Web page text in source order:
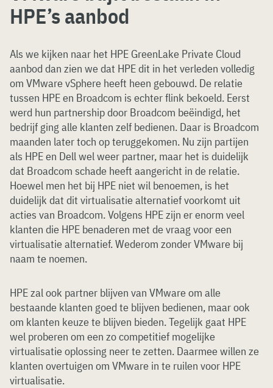
HPE’s aanbod
Als we kijken naar het HPE GreenLake Private Cloud
aanbod dan zien we dat HPE dit in het verleden volledig
om VMware vSphere heeft heen gebouwd. De relatie
tussen HPE en Broadcom is echter flink bekoeld. Eerst
werd hun partnership door Broadcom beëindigd, het
bedrijf ging alle klanten zelf bedienen. Daar is Broadcom
maanden later toch op teruggekomen. Nu zijn partijen
als HPE en Dell wel weer partner, maar het is duidelijk
dat Broadcom schade heeft aangericht in de relatie.
Hoewel men het bij HPE niet wil benoemen, is het
duidelijk dat dit virtualisatie alternatief voorkomt uit
acties van Broadcom. Volgens HPE zijn er enorm veel
klanten die HPE benaderen met de vraag voor een
virtualisatie alternatief. Wederom zonder VMware bij
naam te noemen.
HPE zal ook partner blijven van VMware om alle
bestaande klanten goed te blijven bedienen, maar ook
om klanten keuze te blijven bieden. Tegelijk gaat HPE
wel proberen om een zo competitief mogelijke
virtualisatie oplossing neer te zetten. Daarmee willen ze
klanten overtuigen om VMware in te ruilen voor HPE
virtualisatie.